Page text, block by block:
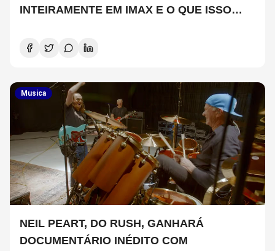
INTEIRAMENTE EM IMAX E O QUE ISSO
Musica
NEIL PEART, DO RUSH, GANHARÁ
DOCUMENTÁRIO INÉDITO COM